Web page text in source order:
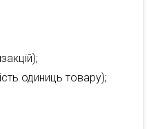
одиниць товару);